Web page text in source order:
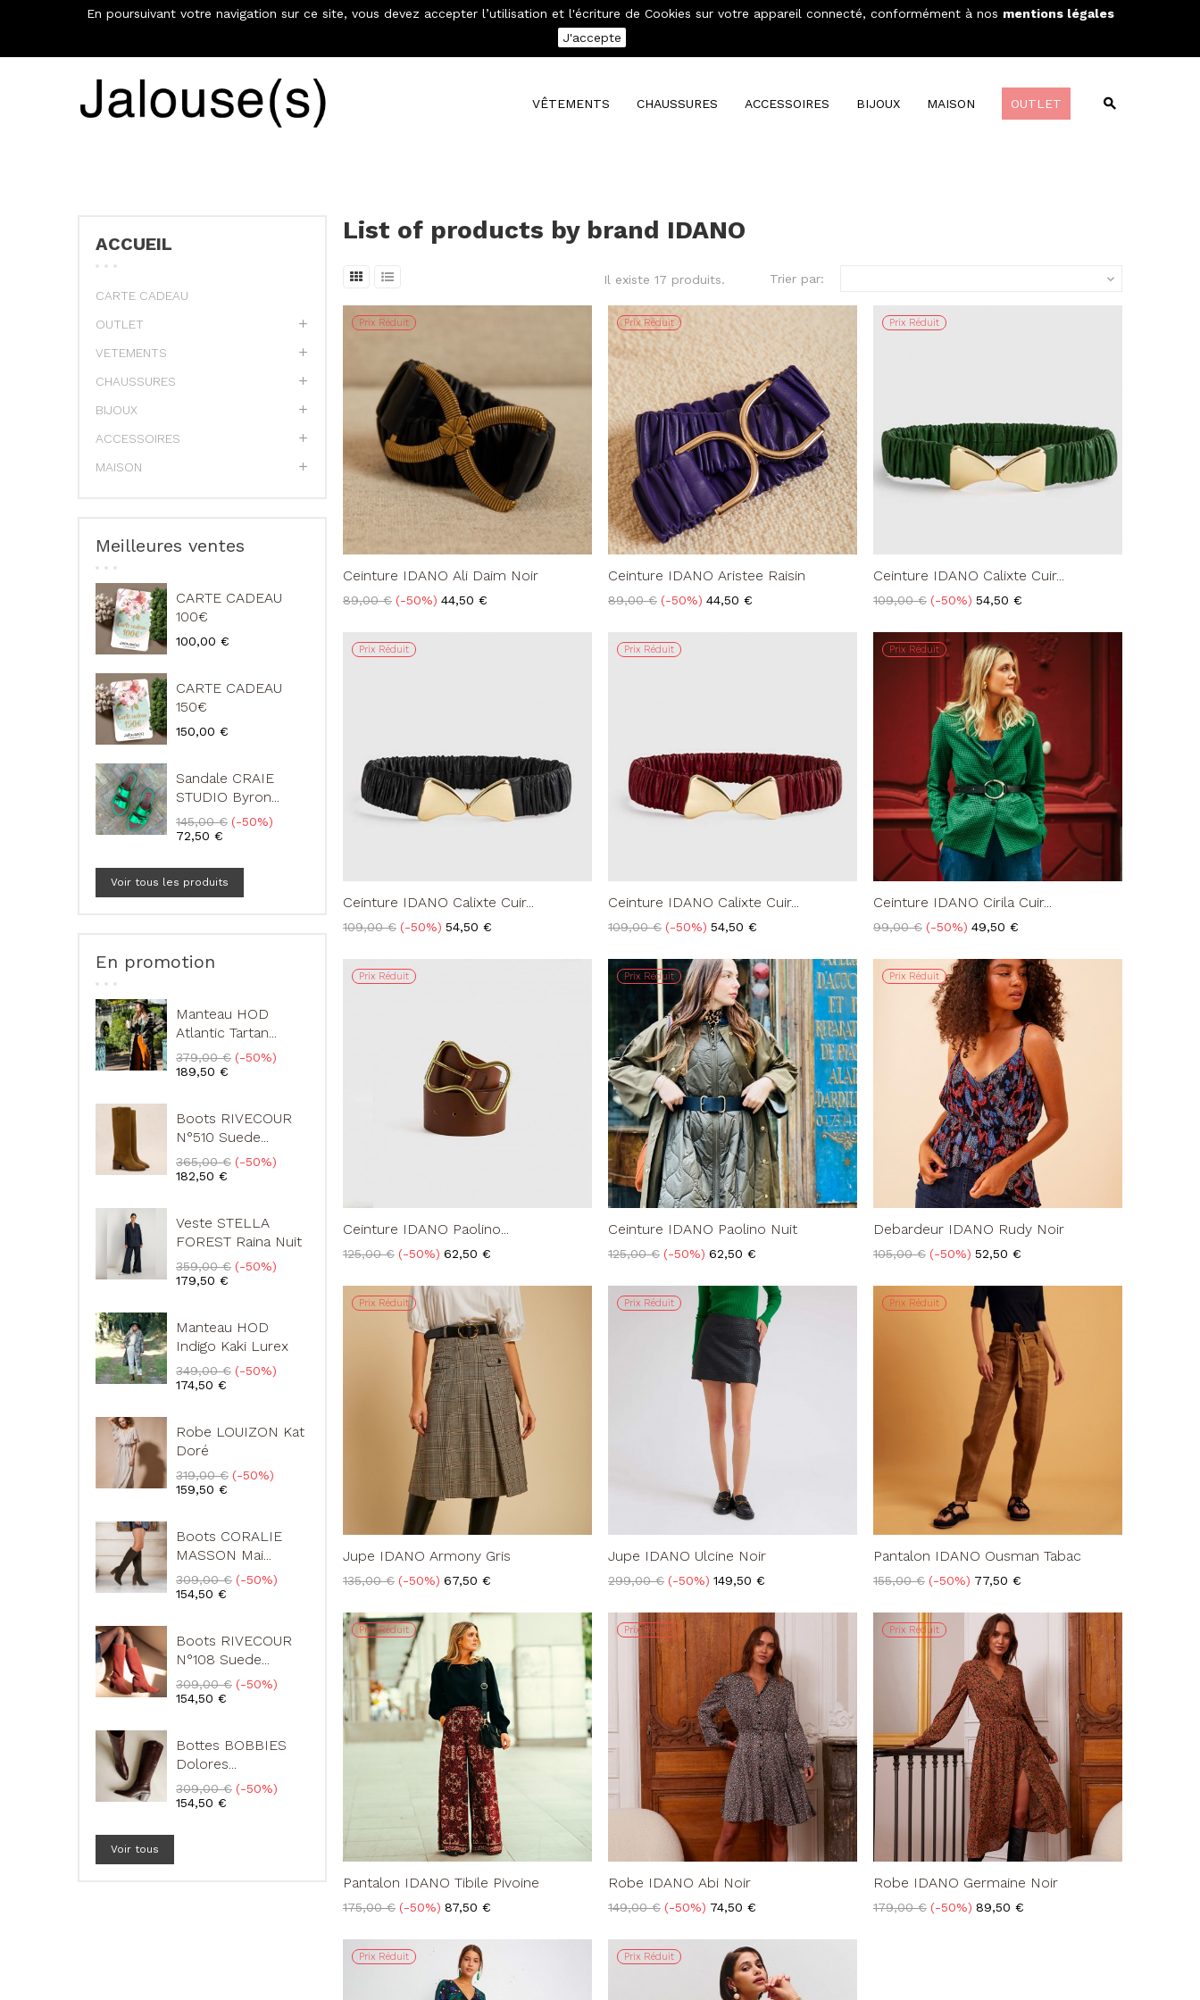
€ Mon compte
VÊTEMENTS CHAUSSURES ACCESSOIRES BIJOUX MAISON OUTLET
ACCUEIL
CARTE CADEAU
OUTLET
VETEMENTS
CHAUSSURES
BIJOUX
ACCESSOIRES
MAISON
Meilleures ventes
CARTE CADEAU
100€
Prix
100,00 €
CARTE CADEAU
150€
Prix
150,00 €
Sandale CRAIE
STUDIO Byron...
Prix
de
145,00 € -50%
72,50 €
Voir tous les produits
En promotion
Manteau HOD
Atlantic Tartan...
Prix
de
379,00 € -50%
189,50 €
Boots RIVECOUR
N°510 Suede...
Prix
de
365,00 € -50%
182,50 €
Veste STELLA
FOREST Raina Nuit
Prix
de
359,00 € -50%
179,50 €
Manteau HOD
Indigo Kaki Lurex
Prix
de
349,00 € -50%
174,50 €
Robe LOUIZON Kat
Doré
Prix
de
319,00 € -50%
159,50 €
Boots CORALIE
MASSON Mai...
Prix
de
309,00 € -50%
154,50 €
Boots RIVECOUR
N°108 Suede...
Prix
de
309,00 € -50%
154,50 €
Bottes BOBBIES
Dolores...
Prix
de
309,00 € -50%
154,50 €
Voir tous
List of products by brand IDANO
Il existe 17 produits. Trier par: 
Prix Réduit
Ceinture IDANO Ali Daim Noir
Prix
89,00 € -50% Prix
44,50 €
Prix Réduit
Ceinture IDANO Aristee Raisin
Prix
89,00 € -50% Prix
44,50 €
Prix Réduit
Ceinture IDANO Calixte Cuir...
Prix
109,00 € -50% Prix
54,50 €
Prix Réduit
Ceinture IDANO Calixte Cuir...
Prix
109,00 € -50% Prix
54,50 €
Prix Réduit
Ceinture IDANO Calixte Cuir...
Prix
109,00 € -50% Prix
54,50 €
Prix Réduit
Ceinture IDANO Cirila Cuir...
Prix
99,00 € -50% Prix
49,50 €
Prix Réduit
Ceinture IDANO Paolino...
Prix
125,00 € -50% Prix
62,50 €
Prix Réduit
Ceinture IDANO Paolino Nuit
Prix
125,00 € -50% Prix
62,50 €
Prix Réduit
Debardeur IDANO Rudy Noir
Prix
105,00 € -50% Prix
52,50 €
Prix Réduit
Jupe IDANO Armony Gris
Prix
135,00 € -50% Prix
67,50 €
Prix Réduit
Jupe IDANO Ulcine Noir
Prix
299,00 € -50% Prix
149,50 €
Prix Réduit
Pantalon IDANO Ousman Tabac
Prix
155,00 € -50% Prix
77,50 €
Prix Réduit
Pantalon IDANO Tibile Pivoine
Prix
175,00 € -50% Prix
87,50 €
Prix Réduit
Robe IDANO Abi Noir
Prix
149,00 € -50% Prix
74,50 €
Prix Réduit
Robe IDANO Germaine Noir
Prix
179,00 € -50% Prix
89,50 €
Prix Réduit Prix Réduit
En poursuivant votre navigation sur ce site, vous devez accepter l’utilisation et l'écriture de Cookies sur votre appareil connecté, conformément à nos mentions légales
J'accepte